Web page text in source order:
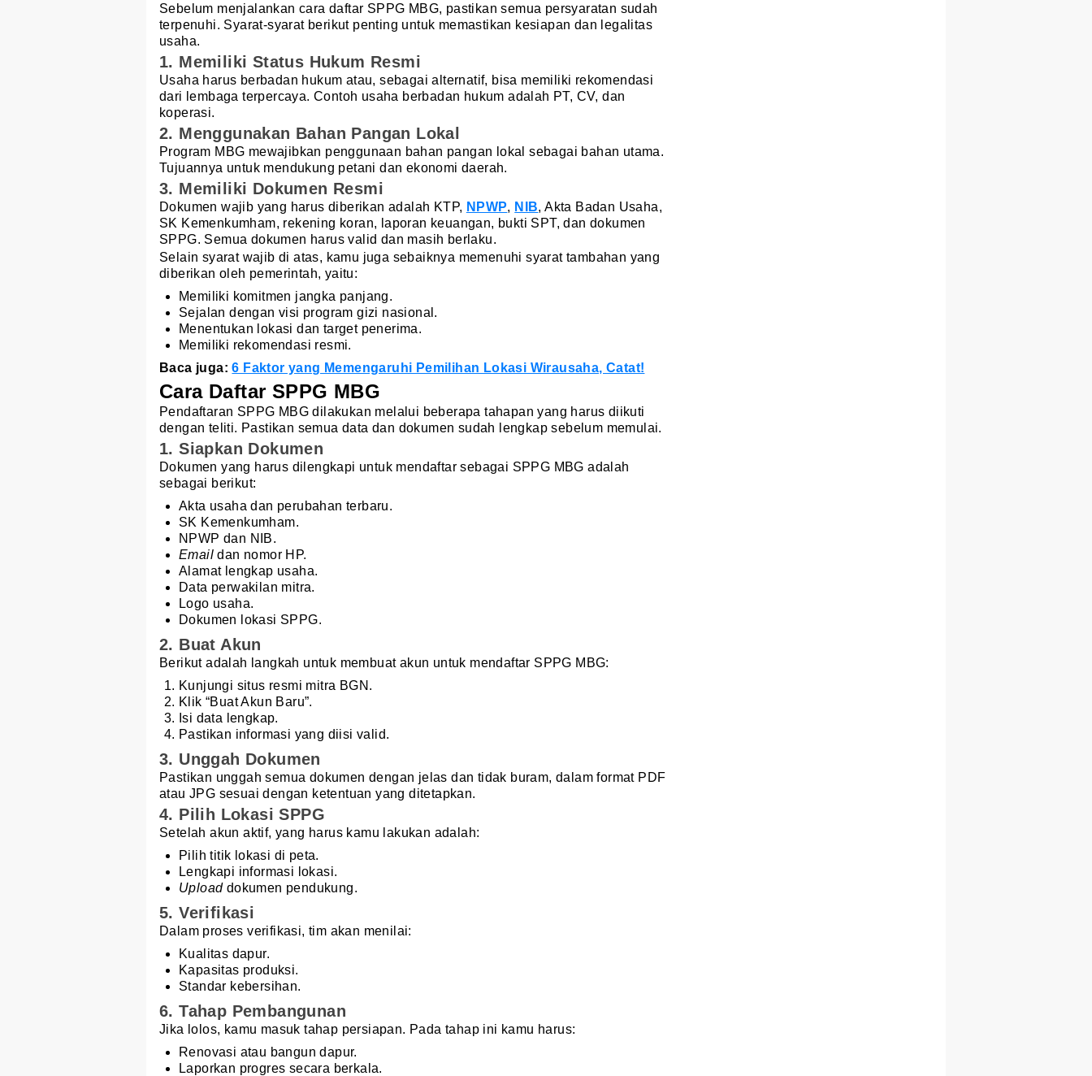
Sebelum menjalankan cara daftar SPPG MBG, pastikan semua persyaratan sudah
terpenuhi. Syarat-syarat berikut penting untuk memastikan kesiapan dan legalitas
usaha.
1. Memiliki Status Hukum Resmi
Usaha harus berbadan hukum atau, sebagai alternatif, bisa memiliki rekomendasi
dari lembaga terpercaya. Contoh usaha berbadan hukum adalah PT, CV, dan
koperasi.
2. Menggunakan Bahan Pangan Lokal
Program MBG mewajibkan penggunaan bahan pangan lokal sebagai bahan utama.
Tujuannya untuk mendukung petani dan ekonomi daerah.
3. Memiliki Dokumen Resmi
Dokumen wajib yang harus diberikan adalah KTP, NPWP, NIB, Akta Badan Usaha,
SK Kemenkumham, rekening koran, laporan keuangan, bukti SPT, dan dokumen
SPPG. Semua dokumen harus valid dan masih berlaku.
Selain syarat wajib di atas, kamu juga sebaiknya memenuhi syarat tambahan yang
diberikan oleh pemerintah, yaitu:
Memiliki komitmen jangka panjang.
Sejalan dengan visi program gizi nasional.
Menentukan lokasi dan target penerima.
Memiliki rekomendasi resmi.
Baca juga:6 Faktor yang Memengaruhi Pemilihan Lokasi Wirausaha, Catat!
Cara Daftar SPPG MBG
Pendaftaran SPPG MBG dilakukan melalui beberapa tahapan yang harus diikuti
dengan teliti. Pastikan semua data dan dokumen sudah lengkap sebelum memulai.
1. Siapkan Dokumen
Dokumen yang harus dilengkapi untuk mendaftar sebagai SPPG MBG adalah
sebagai berikut:
Akta usaha dan perubahan terbaru.
SK Kemenkumham.
NPWP dan NIB.
Email dan nomor HP.
Alamat lengkap usaha.
Data perwakilan mitra.
Logo usaha.
Dokumen lokasi SPPG.
2. Buat Akun
Berikut adalah langkah untuk membuat akun untuk mendaftar SPPG MBG:
Kunjungi situs resmi mitra BGN.
Klik “Buat Akun Baru”.
Isi data lengkap.
Pastikan informasi yang diisi valid.
3. Unggah Dokumen
Pastikan unggah semua dokumen dengan jelas dan tidak buram, dalam format PDF
atau JPG sesuai dengan ketentuan yang ditetapkan.
4. Pilih Lokasi SPPG
Setelah akun aktif, yang harus kamu lakukan adalah:
Pilih titik lokasi di peta.
Lengkapi informasi lokasi.
Upload dokumen pendukung.
5. Verifikasi
Dalam proses verifikasi, tim akan menilai:
Kualitas dapur.
Kapasitas produksi.
Standar kebersihan.
6. Tahap Pembangunan
Jika lolos, kamu masuk tahap persiapan. Pada tahap ini kamu harus:
Renovasi atau bangun dapur.
Laporkan progres secara berkala.